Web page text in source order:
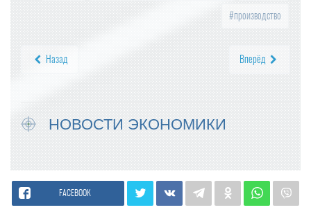
производство
Назад Вперёд
НОВОСТИ ЭКОНОМИКИ
FACEBOOK